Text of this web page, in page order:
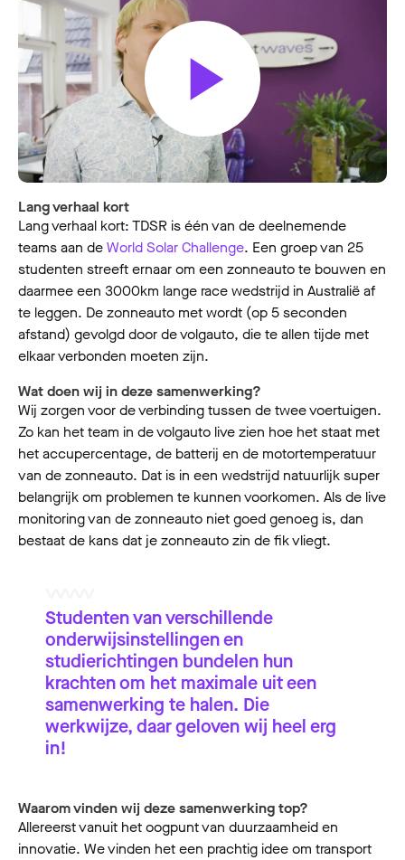
Lang verhaal kort
Lang verhaal kort: TDSR is één van de deelnemende
teams aan deWorld Solar Challenge. Een groep van 25
studenten streeft ernaar om een zonneauto te bouwen en
daarmee een 3000km lange race wedstrijd in Australië af
te leggen. De zonneauto met wordt (op 5 seconden
afstand) gevolgd door de volgauto, die te allen tijde met
elkaar verbonden moeten zijn.
Wat doen wij in deze samenwerking?
Wij zorgen voor de verbinding tussen de twee voertuigen.
Zo kan het team in de volgauto live zien hoe het staat met
het accupercentage, de batterij en de motortemperatuur
van de zonneauto. Dat is in een wedstrijd natuurlijk super
belangrijk om problemen te kunnen voorkomen. Als de live
monitoring van de zonneauto niet goed genoeg is, dan
bestaat de kans dat je zonneauto zin de fik vliegt.
Studenten van verschillende
onderwijsinstellingen en
studierichtingen bundelen hun
krachten om het maximale uit een
samenwerking te halen. Die
werkwijze, daar geloven wij heel erg
in!
Waarom vinden wij deze samenwerking top?
Allereerst vanuit het oogpunt van duurzaamheid en
innovatie. We vinden het een prachtig idee om transport